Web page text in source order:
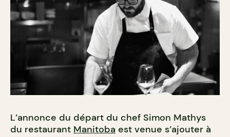
L’annonce du départ du chef Simon Mathys
du restaurant Manitoba est venue s’ajouter à